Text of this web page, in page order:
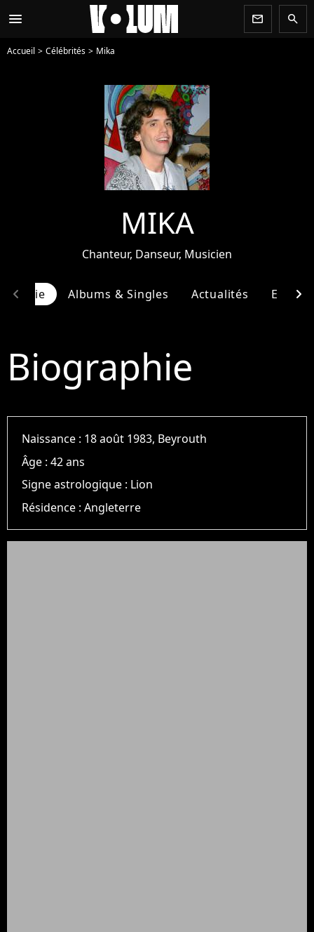
menu newsletter search
Accueil Célébrités Mika
MIKA
Chanteur, Danseur, Musicien
Albums & Singles Actualités
chevron_left chevron_right
Biographie
Naissance : 18 août 1983, Beyrouth
Âge :42 ans
Signe astrologique : Lion
Résidence :Angleterre